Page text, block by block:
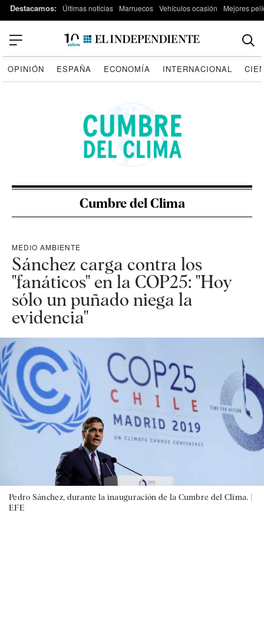
Destacamos: Últimas noticias Marruecos Vehículos ocasión Mejores
OPINIÓN ESPAÑA ECONOMÍA INTERNACIONAL
Cumbre del Clima
MEDIO AMBIENTE
Sánchez carga contra los
"fanáticos" en la COP25: "Hoy
sólo un puñado niega la
evidencia"
Pedro Sánchez, durante la inauguración de la Cumbre del Clima. |
EFE